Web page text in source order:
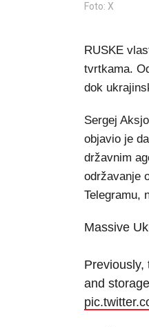
Foto: X
RUSKE
tvrtkama.
dok
Sergej
objavio je
državnim
održavanje
Telegramu,
Massive
Previously,
and